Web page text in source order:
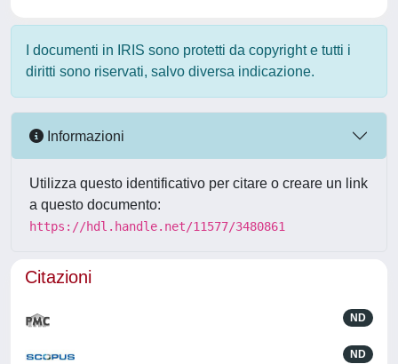
I documenti in IRIS sono protetti da copyright e tutti i
diritti sono riservati, salvo diversa indicazione.
Informazioni
Utilizza questo identificativo per citare o creare un link
a questo documento:
https://hdl.handle.net/11577/3480861
Citazioni
ND
ND